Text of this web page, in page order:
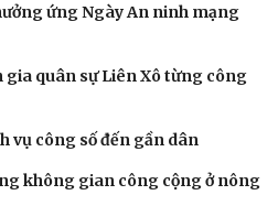
ứng Ngày An ninh mạng
gia quân sự Liên Xô từng công
vụ công số đến gần dân
không gian công cộng ở nông